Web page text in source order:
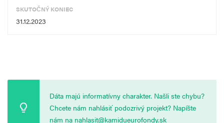
SKUTOČNÝ KONIEC
31.12.2023
Dáta majú informatívny charakter. Našli ste chybu?
Chcete nám nahlásiť podozrivý projekt? Napíšte
nám na nahlasit@kamidueurofondy.sk